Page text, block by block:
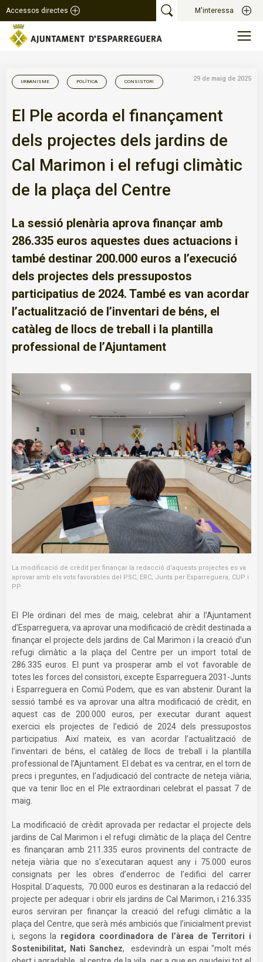
Accessos directes M'interessa
URBANISME POLÍTICA CONSISTORI 29 de maig de 2025
El Ple acorda el finançament
dels projectes dels jardins de
Cal Marimon i el refugi climàtic
de la plaça del Centre
La sessió plenària aprova finançar amb
286.335 euros aquestes dues actuacions i
també destinar 200.000 euros a l’execució
dels projectes dels pressupostos
participatius de 2024. També es van acordar
l’actualització de l’inventari de béns, el
catàleg de llocs de treball i la plantilla
professional de l’Ajuntament
La modificació de crèdit per finançar la redacció d’aquests projectes es va
aprovar amb els vots favorables del PSC, ERC, Junts per Esparreguera, CUP i
PP.
El Ple ordinari del mes de maig, celebrat ahir a l’Ajuntament
d’Esparreguera, va aprovar una modificació de crèdit destinada a
finançar el projecte dels jardins de Cal Marimon i la creació d’un
refugi climàtic a la plaça del Centre per un import total de
286.335 euros. El punt va prosperar amb el vot favorable de
totes les forces del consistori, excepte Esparreguera 2031-Junts
i Esparreguera en Comú Podem, que es van abstenir. Durant la
sessió també es va aprovar una altra modificació de crèdit, en
aquest cas de 200.000 euros, per executar durant aquest
exercici els projectes de l’edició de 2024 dels pressupostos
participatius. Així mateix, es van acordar l’actualització de
l’inventari de béns, el catàleg de llocs de treball i la plantilla
professional de l’Ajuntament. El debat es va centrar, en el torn de
precs i preguntes, en l’adjudicació del contracte de neteja viària,
que va tenir lloc en el Ple extraordinari celebrat el passat 7 de
maig.
La modificació de crèdit aprovada per redactar el projecte dels
jardins de Cal Marimon i el refugi climàtic de la plaça del Centre
es finançaran amb 211.335 euros provinents del contracte de
neteja viària que no s’executaran aquest any i 75.000 euros
consignats per les obres d’enderroc de l’edifici del carrer
Hospital. D’aquests, 70.000 euros es destinaran a la redacció del
projecte per adequar i obrir els jardins de Cal Marimon, i 216.335
euros serviran per finançar la creació del refugi climàtic a la
plaça del Centre, que serà més ambiciós que l’inicialment previst
i, segons la regidora coordinadora de l’àrea de Territori i
Sostenibilitat, Nati Sanchez, esdevindrà un espai "molt més